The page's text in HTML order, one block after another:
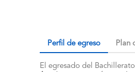
Perfil de egreso Plan
El egresado del